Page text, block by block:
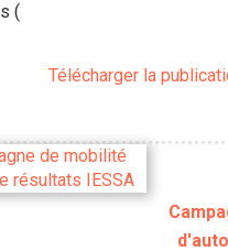
(
Télécharger la